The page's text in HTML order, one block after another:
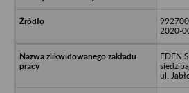
2020-
EDEN
ul.